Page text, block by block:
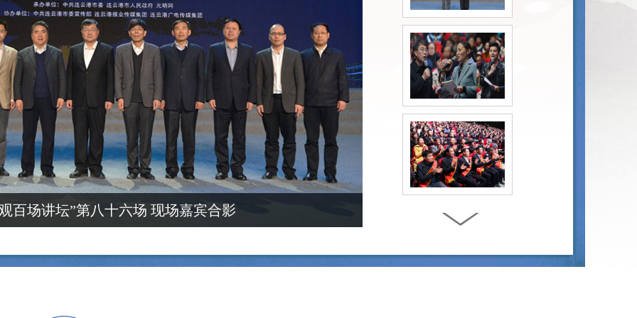
百场讲坛”第八十六场 现场嘉宾合影